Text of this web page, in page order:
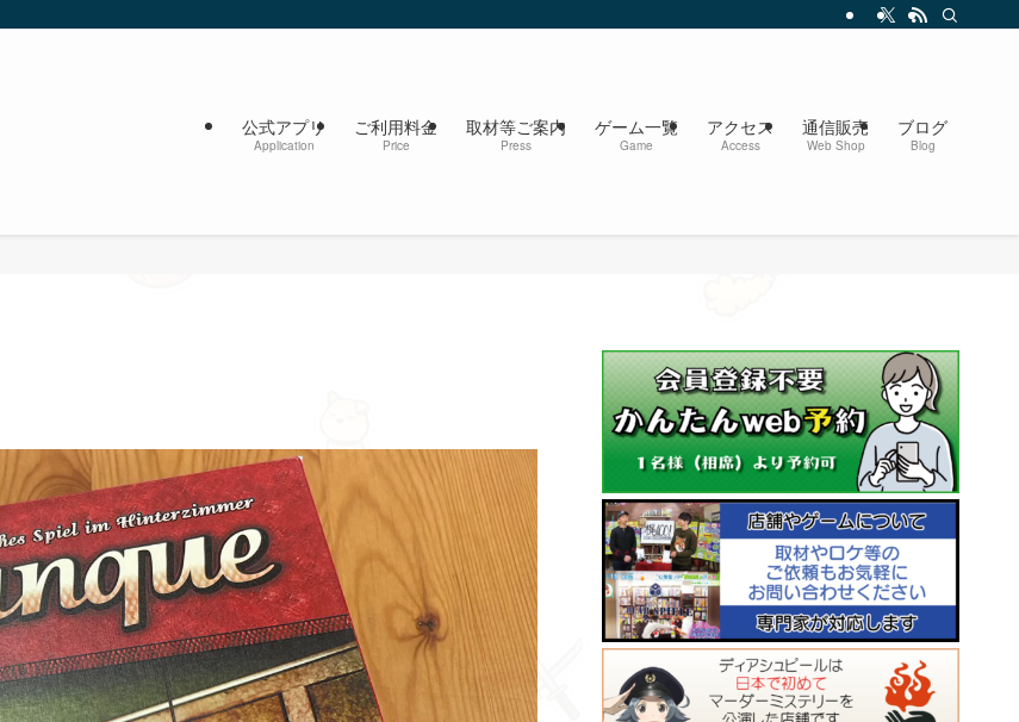
公式アプリ
Application
ご利用料金
Price
取材等ご案内
Press
ゲーム一覧
Game
アクセス
Access
通信販売
Web Shop
ブログ
Blog